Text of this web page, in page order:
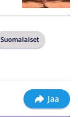
Suomalaiset
Jaa